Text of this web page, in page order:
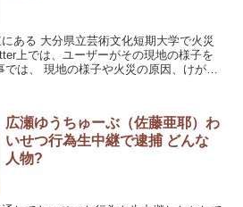
ある 大分県立芸術文化短期大学で火災
上では、ユーザーがその現地の様子を
は、 現地の様子や火災の原因、けが人
広瀬ゆうちゅーぶ（佐藤亜耶）わ
いせつ行為生中継で逮捕 どんな
人物?